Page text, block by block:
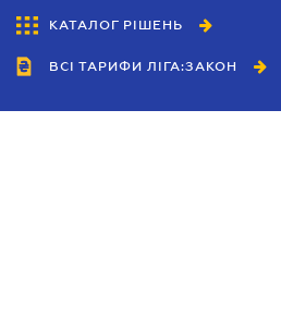
КАТАЛОГ РІШЕНЬ
ВСІ ТАРИФИ ЛІГА:ЗАКОН